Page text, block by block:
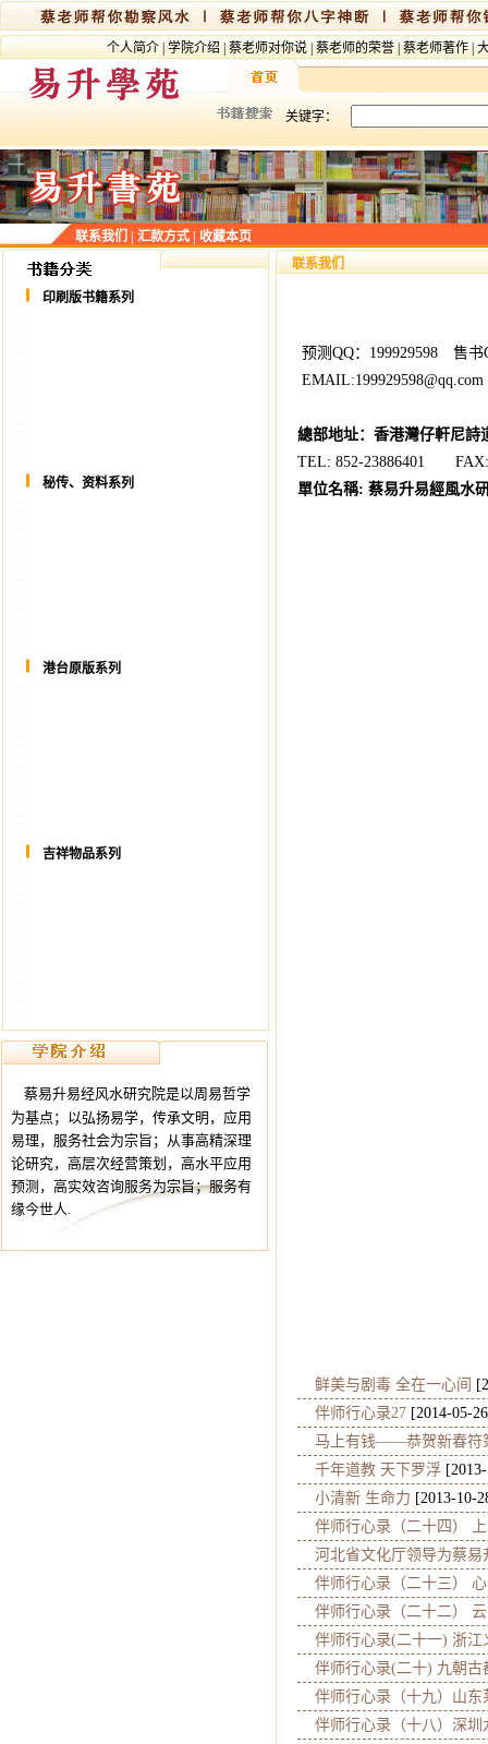
个人简介 学院介绍 蔡老师对你说 蔡老师的荣誉 蔡老师著作
关键字：
联系我们 汇款方式 收藏本页
印刷版书籍系列
秘传、资料系列
港台原版系列
吉祥物品系列
蔡易升易经风水研究院是以周易哲学
为基点；以弘扬易学，传承文明，应用
易理，服务社会为宗旨；从事高精深理
论研究，高层次经营策划，高水平应用
预测，高实效咨询服务为宗旨；服务有
缘今世人.
联系我们
预测QQ：199929598 售书
總部地址：香港灣仔軒尼詩
TEL: 852-23886401 FAX:
單位名稱: 蔡易升易經風水
鲜美与剧毒 全在一心间
伴师行心录27 [2014-05-
马上有钱——恭贺新春符
千年道教 天下罗浮
小清新 生命力 [2013-10-
伴师行心录（二十四）
河北省文化厅领导为蔡易
伴师行心录（二十三）
伴师行心录（二十二）
伴师行心录(二十一) 浙江
伴师行心录(二十) 九朝古
伴师行心录（十九）山东
伴师行心录（十八）深圳